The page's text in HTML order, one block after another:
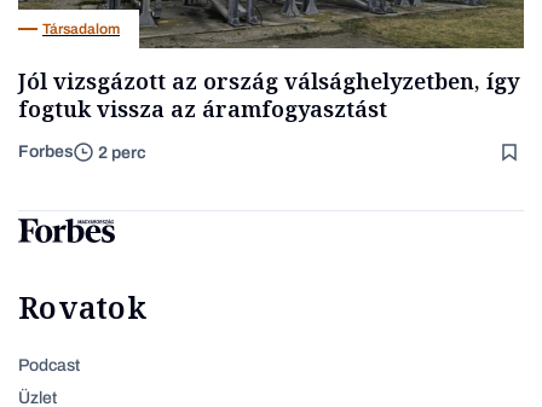
Társadalom
Jól vizsgázott az ország válsághelyzetben, így
fogtuk vissza az áramfogyasztást
Forbes 2 perc
Rovatok
Podcast
Üzlet